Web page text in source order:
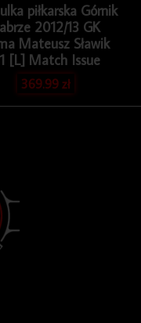
piłkarska Górnik
2012/13 GK
Mateusz Sławik
[L] Match Issue
369.99zł